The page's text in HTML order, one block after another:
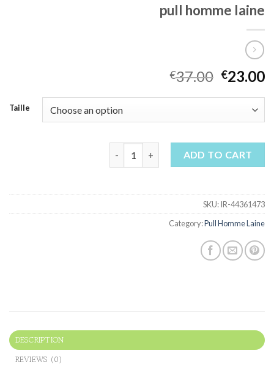
pull homme laine
€37.00 €23.00
Taille
pull homme laine quantityADD TO CART
SKU:IR-44361473
Category:Pull Homme Laine
DESCRIPTION
REVIEWS (0)